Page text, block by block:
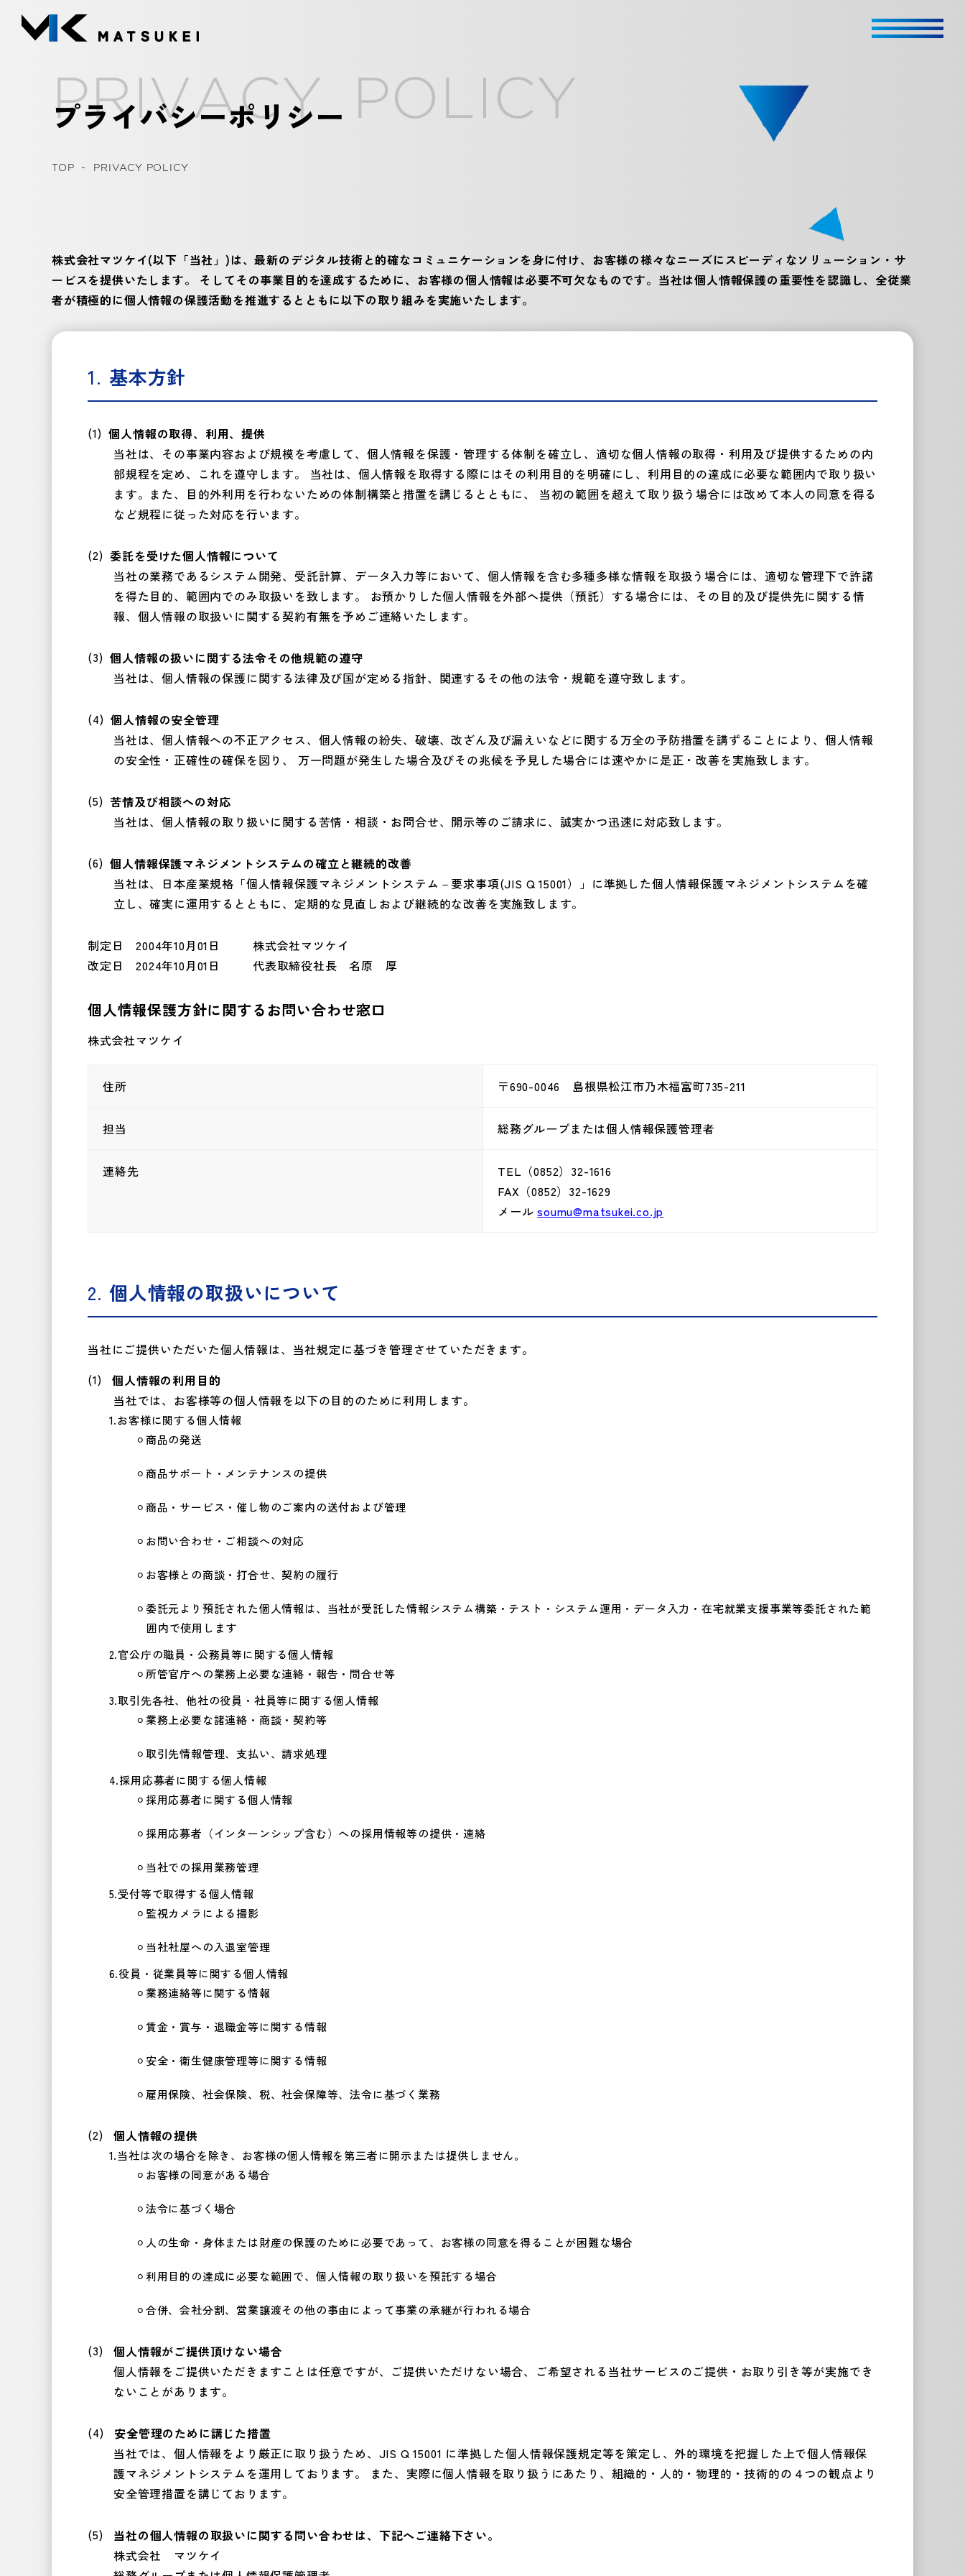
PRIVACY PO L CY
プライバシーポリシー
TOP - PRIVACY POLICY
株式会社マツケイ(以下「当社」)は、最新のデジタル技術と的確なコミュニケーションを身に付け、お客様の様々なニーズにスピーディなソリューション・サ
ービスを提供いたします。 そしてその事業目的を達成するために、お客様の個人情報は必要不可欠なものです。当社は個人情報保護の重要性を認識し、全従業
者が積極的に個人情報の保護活動を推進するとともに以下の取り組みを実施いたします。
基本方針
個人情報の取得、利用、提供
当社は、その事業内容および規模を考慮して、個人情報を保護・管理する体制を確立し、適切な個人情報の取得・利用及び提供するための内
部規程を定め、これを遵守します。 当社は、個人情報を取得する際にはその利用目的を明確にし、利用目的の達成に必要な範囲内で取り扱い
ます。また、目的外利用を行わないための体制構築と措置を講じるとともに、 当初の範囲を超えて取り扱う場合には改めて本人の同意を得る
など規程に従った対応を行います。
委託を受けた個人情報について
当社の業務であるシステム開発、受託計算、データ入力等において、個人情報を含む多種多様な情報を取扱う場合には、適切な管理下で許諾
を得た目的、範囲内でのみ取扱いを致します。 お預かりした個人情報を外部へ提供（預託）する場合には、その目的及び提供先に関する情
報、個人情報の取扱いに関する契約有無を予めご連絡いたします。
個人情報の扱いに関する法令その他規範の遵守
当社は、個人情報の保護に関する法律及び国が定める指針、関連するその他の法令・規範を遵守致します。
個人情報の安全管理
当社は、個人情報への不正アクセス、個人情報の紛失、破壊、改ざん及び漏えいなどに関する万全の予防措置を講ずることにより、個人情報
の安全性・正確性の確保を図り、 万一問題が発生した場合及びその兆候を予見した場合には速やかに是正・改善を実施致します。
苦情及び相談への対応
当社は、個人情報の取り扱いに関する苦情・相談・お問合せ、開示等のご請求に、誠実かつ迅速に対応致します。
個人情報保護マネジメントシステムの確立と継続的改善
当社は、日本産業規格「個人情報保護マネジメントシステム－要求事項(JIS Q 15001）」に準拠した個人情報保護マネジメントシステムを確
立し、確実に運用するとともに、定期的な見直しおよび継続的な改善を実施致します。
制定日 2004年10月01日
株式会社マツケイ
改定日 2024年10月01日
代表取締役社長 名原 厚
個人情報保護方針に関するお問い合わせ窓口
株式会社マツケイ
住所 〒690-0046 島根県松江市乃木福富町735-211
担当 総務グループまたは個人情報保護管理者
連絡先
TEL（0852）32-1616
FAX（0852）32-1629
メールsoumu@matsukei.co.jp
個人情報の取扱いについて
当社にご提供いただいた個人情報は、当社規定に基づき管理させていただきます。
個人情報の利用目的
当社では、お客様等の個人情報を以下の目的のために利用します。
お客様に関する個人情報
商品の発送
商品サポート・メンテナンスの提供
商品・サービス・催し物のご案内の送付および管理
お問い合わせ・ご相談への対応
お客様との商談・打合せ、契約の履行
委託元より預託された個人情報は、当社が受託した情報システム構築・テスト・システム運用・データ入力・在宅就業支援事業等委託された範
囲内で使用します
官公庁の職員・公務員等に関する個人情報
所管官庁への業務上必要な連絡・報告・問合せ等
取引先各社、他社の役員・社員等に関する個人情報
業務上必要な諸連絡・商談・契約等
取引先情報管理、支払い、請求処理
採用応募者に関する個人情報
採用応募者に関する個人情報
採用応募者（インターンシップ含む）への採用情報等の提供・連絡
当社での採用業務管理
受付等で取得する個人情報
監視カメラによる撮影
当社社屋への入退室管理
役員・従業員等に関する個人情報
業務連絡等に関する情報
賃金・賞与・退職金等に関する情報
安全・衛生健康管理等に関する情報
雇用保険、社会保険、税、社会保障等、法令に基づく業務
個人情報の提供
当社は次の場合を除き、お客様の個人情報を第三者に開示または提供しません。
お客様の同意がある場合
法令に基づく場合
人の生命・身体または財産の保護のために必要であって、お客様の同意を得ることが困難な場合
利用目的の達成に必要な範囲で、個人情報の取り扱いを預託する場合
合併、会社分割、営業譲渡その他の事由によって事業の承継が行われる場合
個人情報がご提供頂けない場合
個人情報をご提供いただきますことは任意ですが、ご提供いただけない場合、ご希望される当社サービスのご提供・お取り引き等が実施でき
ないことがあります。
安全管理のために講じた措置
当社では、個人情報をより厳正に取り扱うため、JIS Q 15001 に準拠した個人情報保護規定等を策定し、外的環境を把握した上で個人情報保
護マネジメントシステムを運用しております。 また、実際に個人情報を取り扱うにあたり、組織的・人的・物理的・技術的の４つの観点より
安全管理措置を講じております。
当社の個人情報の取扱いに関する問い合わせは、下記へご連絡下さい。
株式会社 マツケイ